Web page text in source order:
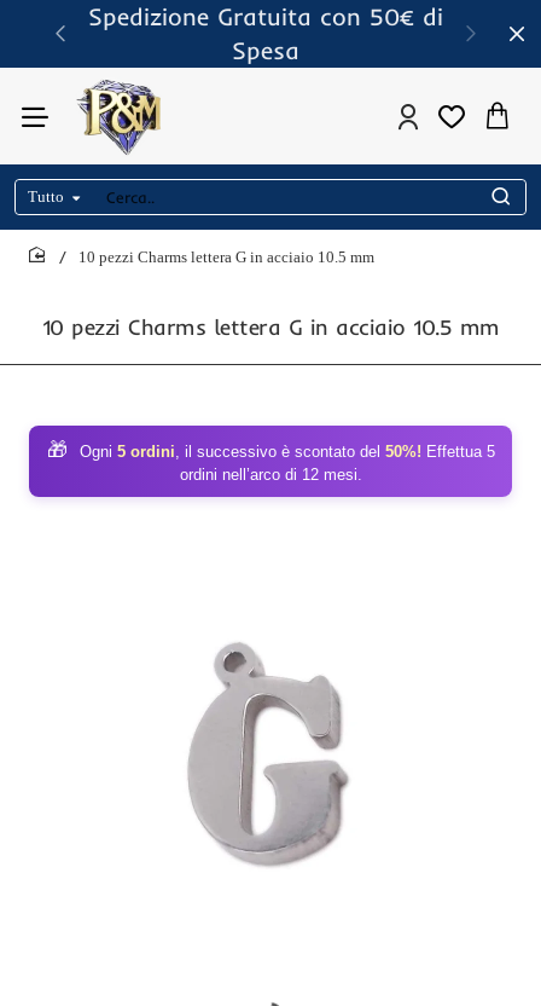
Spedizione Gratuita con 50€ di
Spesa
Tutto
Cerca..
10 pezzi Charms lettera G in acciaio 10.5 mm
10 pezzi Charms lettera G in acciaio 10.5 mm
🎁 Ogni 5 ordini, il successivo è scontato del 50%! Effettua 5
ordini nell’arco di 12 mesi.